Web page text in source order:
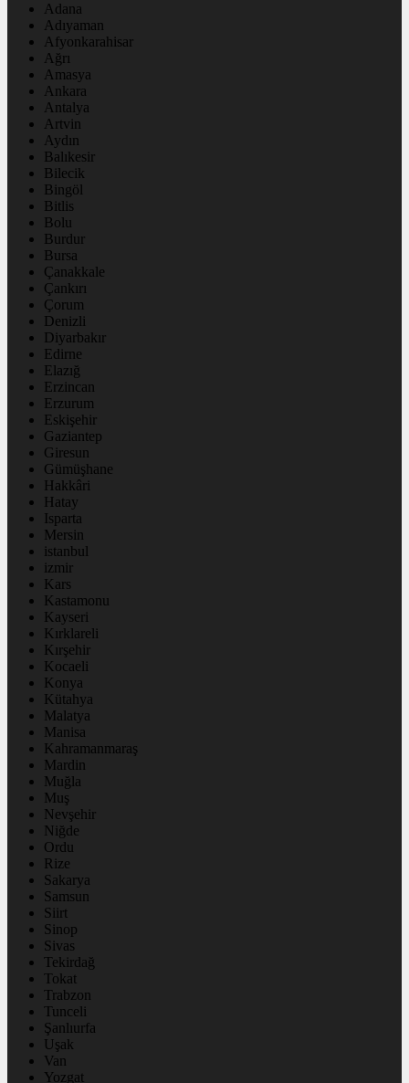
Adana
Adıyaman
Afyonkarahisar
Ağrı
Amasya
Ankara
Antalya
Artvin
Aydın
Balıkesir
Bilecik
Bingöl
Bitlis
Bolu
Burdur
Bursa
Çanakkale
Çankırı
Çorum
Denizli
Diyarbakır
Edirne
Elazığ
Erzincan
Erzurum
Eskişehir
Gaziantep
Giresun
Gümüşhane
Hakkâri
Hatay
Isparta
Mersin
istanbul
izmir
Kars
Kastamonu
Kayseri
Kırklareli
Kırşehir
Kocaeli
Konya
Kütahya
Malatya
Manisa
Kahramanmaraş
Mardin
Muğla
Muş
Nevşehir
Niğde
Ordu
Rize
Sakarya
Samsun
Siirt
Sinop
Sivas
Tekirdağ
Tokat
Trabzon
Tunceli
Şanlıurfa
Uşak
Van
Yozgat